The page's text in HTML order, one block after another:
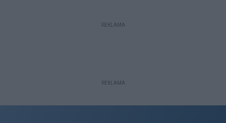
REKLAMA
REKLAMA